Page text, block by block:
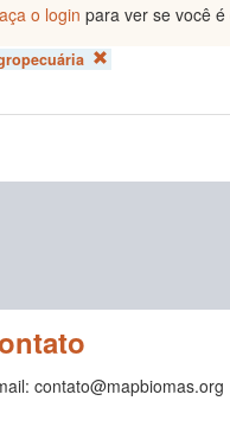
o login para ver se você
contato@mapbiomas.org